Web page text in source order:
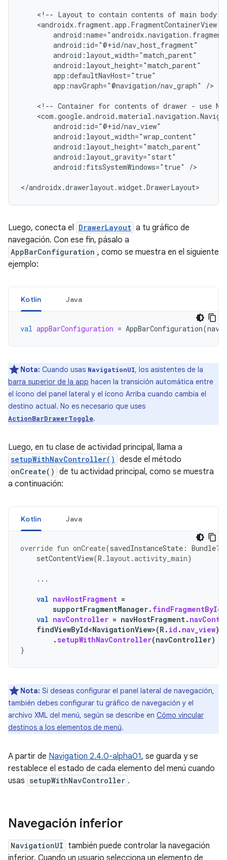
<!-- Layout to contain contents of main body
app:navGraph="@navigation/nav_graph"
/>
<!-- Container for contents of drawer - use
android:fitsSystemWindows="true"
/>
Luego, conecta el DrawerLayout a tu gráfico de
navegación. Con ese fin, pásalo a
AppBarConfiguration , como se muestra en el siguiente
ejemplo:
Kotlin Java
val appBarConfiguration = AppBarConfiguration(
Nota: Cuando usas NavigationUI, los asistentes de la
barra superior de la app hacen la transición automática entre
el ícono del panel lateral y el ícono Arriba cuando cambia el
destino actual. No es necesario que uses
ActionBarDrawerToggle.
Luego, en tu clase de actividad principal, llama a
setupWithNavController() desde el método
onCreate() de tu actividad principal, como se muestra
a continuación:
Kotlin Java
override fun onCreate(savedInstanceState : Bundle?)
setContentView(R . layout.activity_main)
...
val navHostFragment =
supportFragmentManager. findFragmentById
val navController = navHostFragment.
findViewById<NavigationView>(R. id . nav_view)
.setupWithNavController(navController)
}
Nota: Si deseas configurar el panel lateral de navegación,
también debes configurar tu gráfico de navegación y el
archivo XML del menú, según se describe en Cómo vincular
destinos a los elementos de menú.
A partir de Navigation 2.4.0-alpha01, se guarda y se
restablece el estado de cada elemento del menú cuando
usas setupWithNavController .
Navegación inferior
NavigationUI también puede controlar la navegación